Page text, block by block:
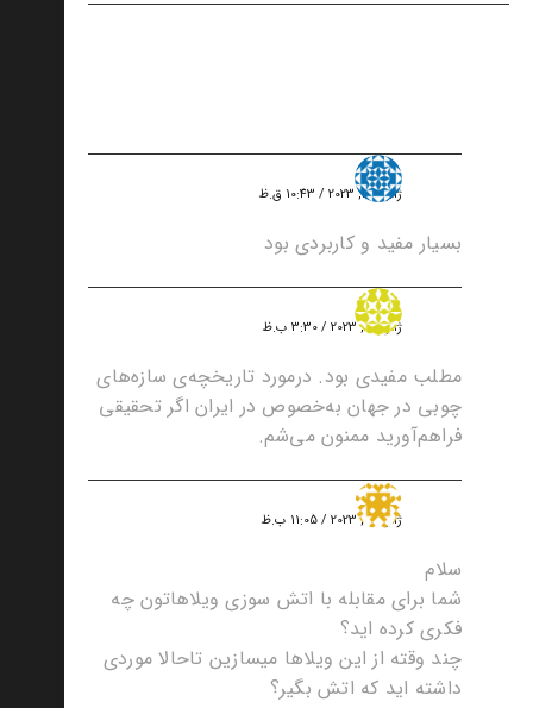
مسعود جهان نما
ژانویه 8, 2023 / 10:43 ق.ظ
بسیار مفید و کاربردی بود
امیرحسین
ژانویه 9, 2023 / 3:30 ب.ظ
مطلب مفیدی بود. درمورد تاریخچه‌ی سازه‌های
چوبی در جهان به‌خصوص در ایران اگر تحقیقی
فراهم‌آورید ممنون می‌شم.
مرتضی حیدری
ژانویه 9, 2023 / 11:05 ب.ظ
سلام
شما برای مقابله با اتش سوزی ویلاهاتون چه
فکری کرده اید؟
چند وقته از این ویلاها میسازین تاحالا موردی
داشته اید که اتش بگیر؟